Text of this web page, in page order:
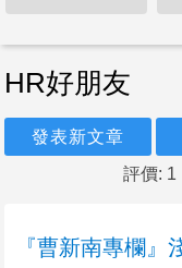
HR好朋友
發表新文章
評價: 1
『曹新南專欄